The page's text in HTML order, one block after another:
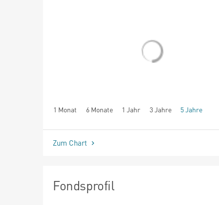
1 Monat 6 Monate 1 Jahr 3 Jahre 5 Jahre
seit Beginn
Zum Chart
Fondsprofil